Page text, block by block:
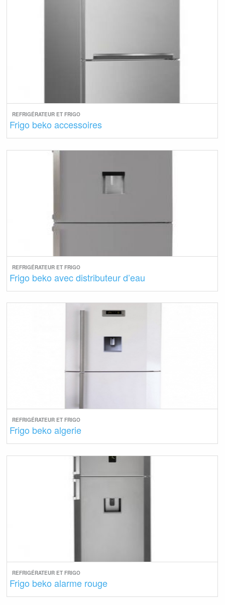
REFRIGÉRATEUR ET FRIGO
Frigo beko accessoires
REFRIGÉRATEUR ET FRIGO
Frigo beko avec distributeur d’eau
REFRIGÉRATEUR ET FRIGO
Frigo beko algerie
REFRIGÉRATEUR ET FRIGO
Frigo beko alarme rouge